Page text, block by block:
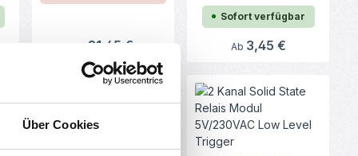
Über Cookies
Regulärer Preis:
21,45 €
Sofort verfügbar
Regulärer Preis:
Ab 3,45 €